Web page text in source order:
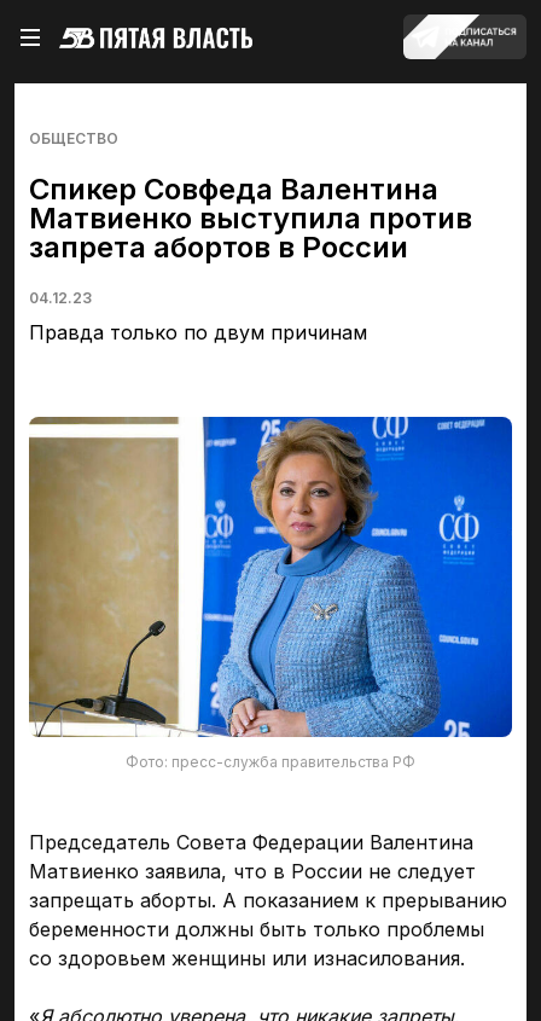
ОБЩЕСТВО
Спикер Совфеда Валентина
Матвиенко выступила против
запрета абортов в России
04.12.23
Правда только по двум причинам
Фото: пресс-служба правительства РФ
Председатель Совета Федерации Валентина
Матвиенко заявила, что в России не следует
запрещать аборты. А показанием к прерыванию
беременности должны быть только проблемы
со здоровьем женщины или изнасилования.
«Я абсолютно уверена, что никакие запреты,